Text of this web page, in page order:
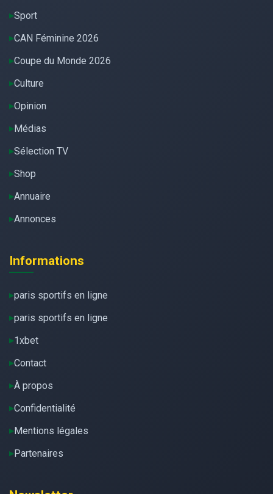
Sport
CAN Féminine 2026
Coupe du Monde 2026
Culture
Opinion
Médias
Sélection TV
Shop
Annuaire
Annonces
Informations
paris sportifs en ligne
paris sportifs en ligne
1xbet
Contact
À propos
Confidentialité
Mentions légales
Partenaires